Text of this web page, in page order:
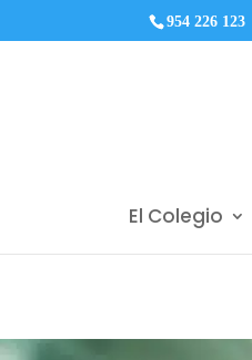
954 226 123
El Colegio